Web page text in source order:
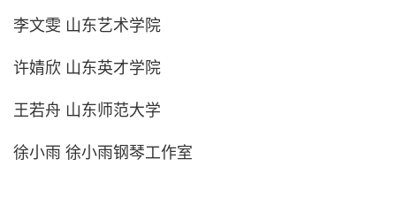
李文雯 山东艺术学院
许婧欣 山东英才学院
王若舟 山东师范大学
徐小雨 徐小雨钢琴工作室